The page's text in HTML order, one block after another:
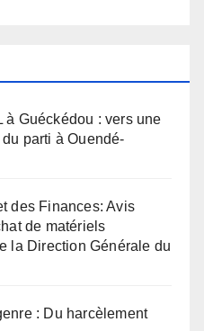
à Guéckédou : vers une
parti à Ouendé-
des Finances: Avis
de matériels
la Direction Générale du
: Du harcèlement